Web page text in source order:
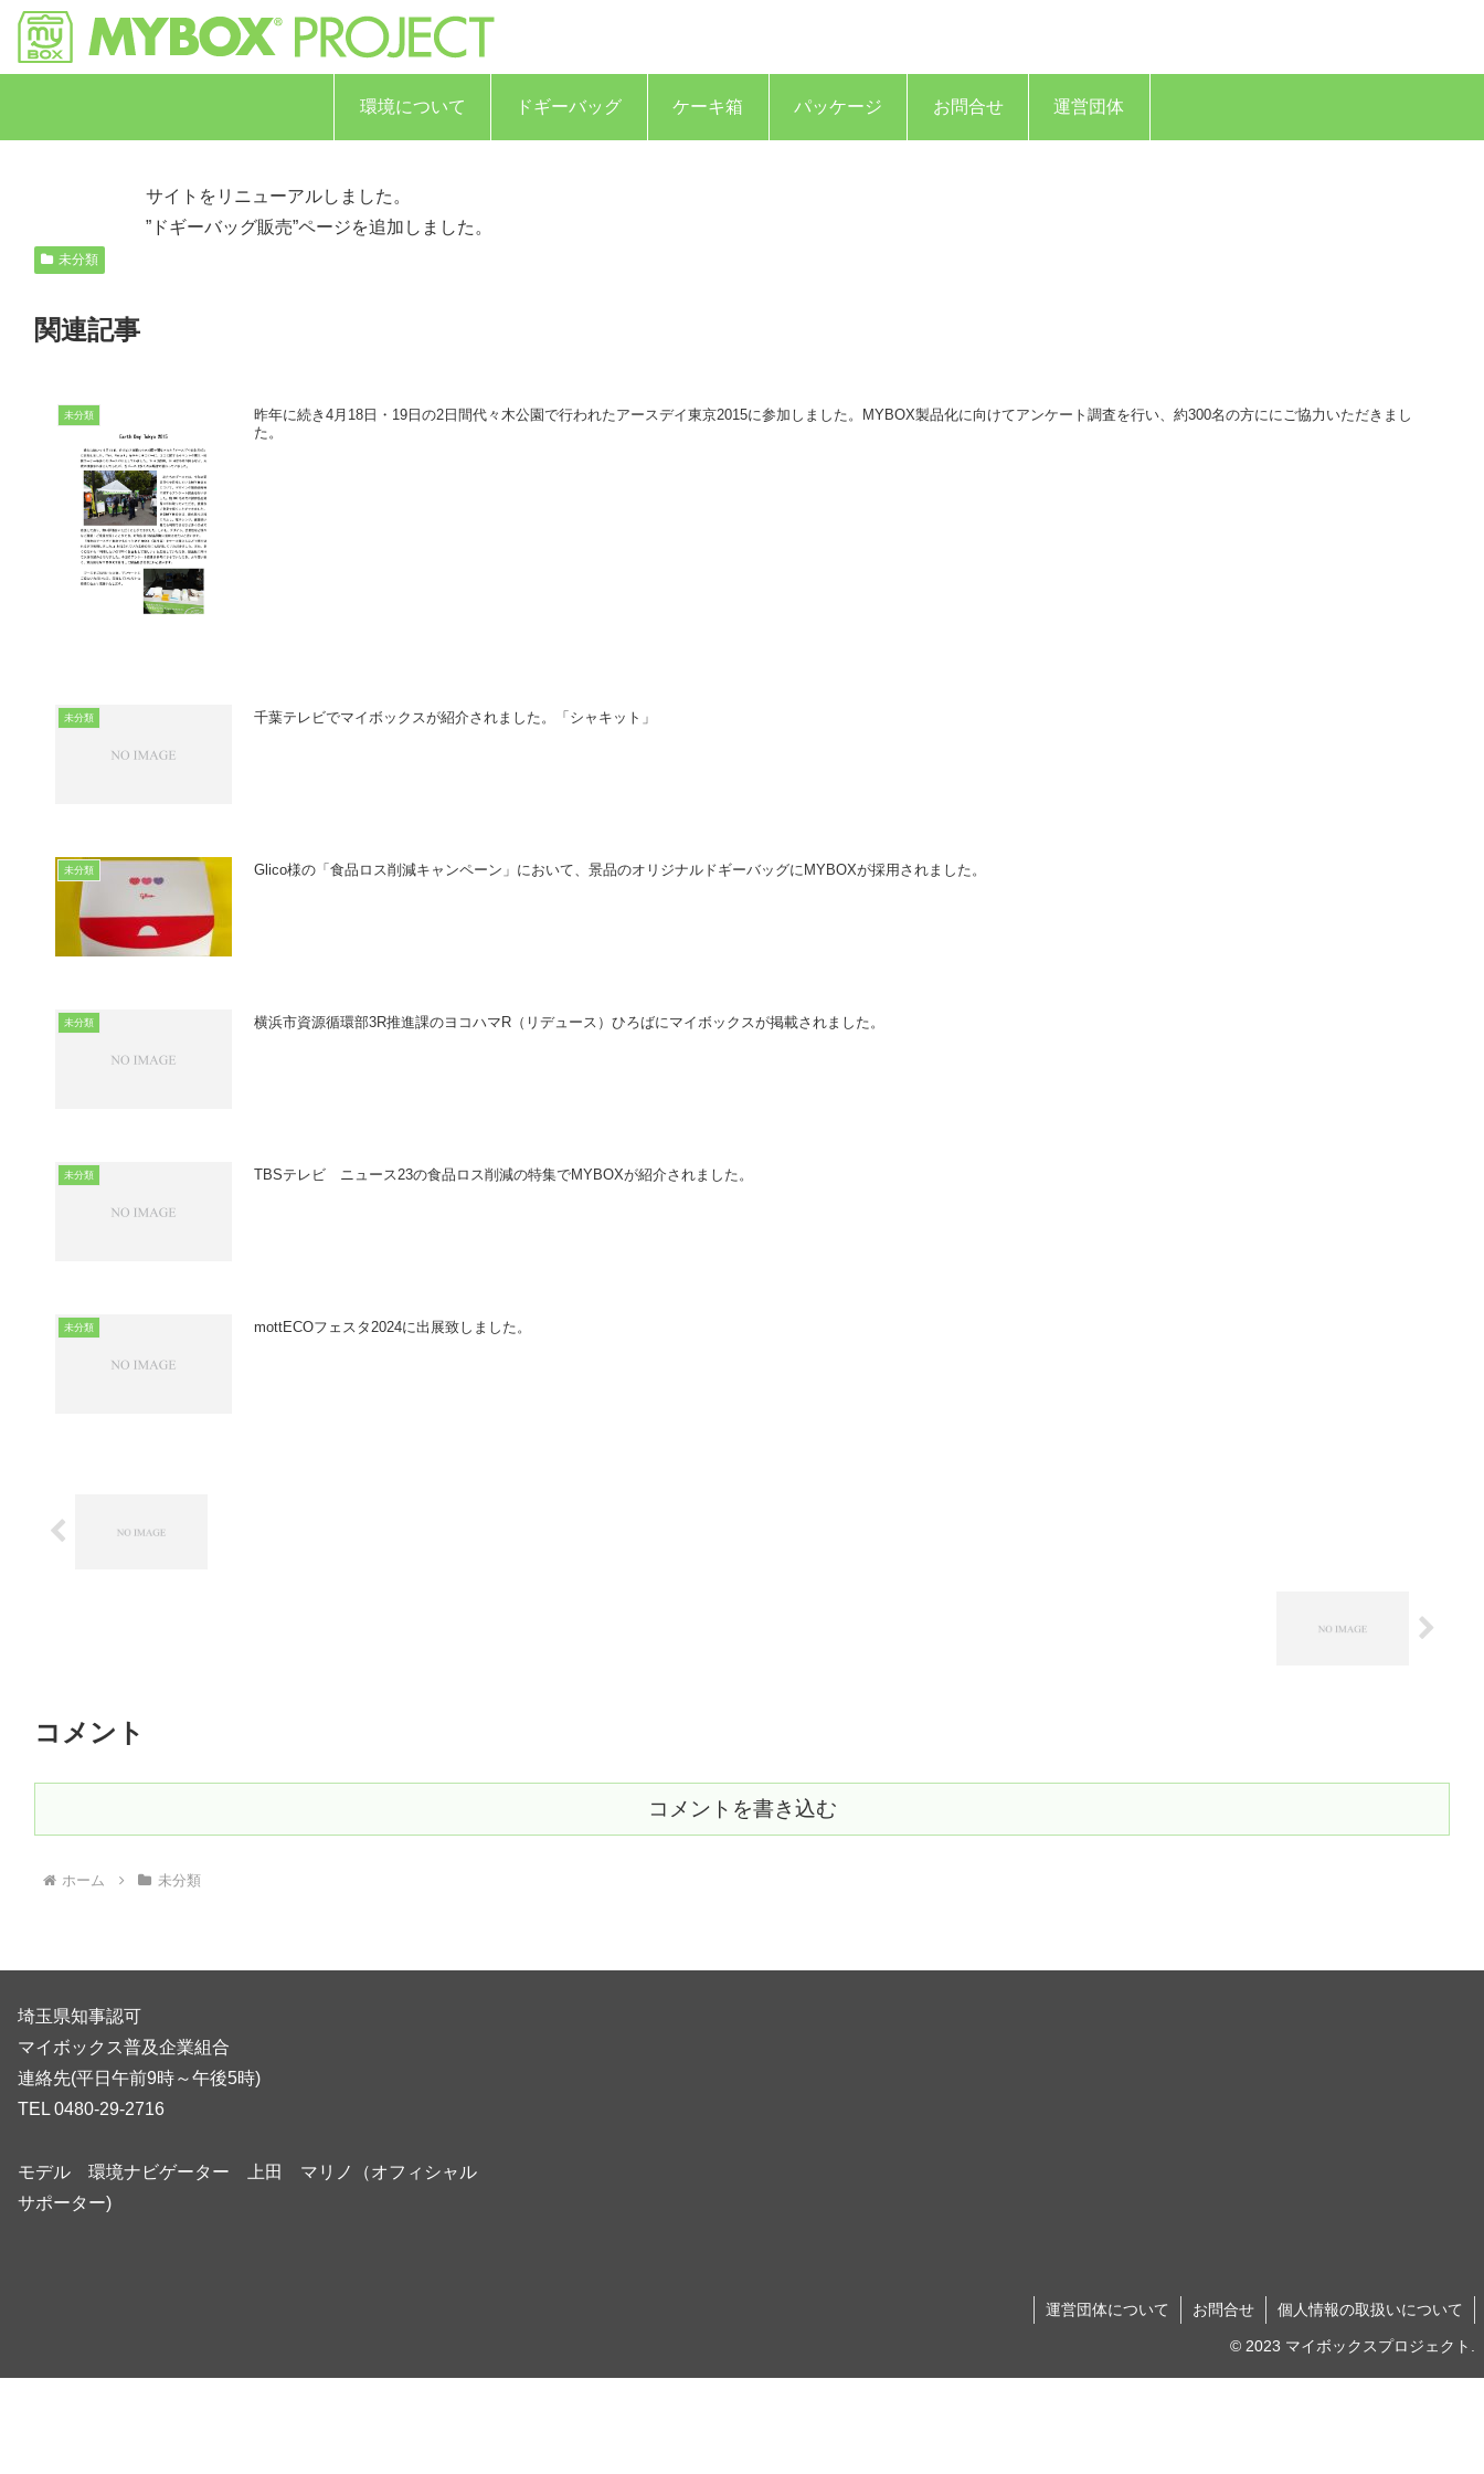
環境について ドギーバッグ ケーキ箱 パッケージ お問合せ 運営団体
サイトをリニューアルしました。
”ドギーバッグ販売”ページを追加しました。
未分類
関連記事
未分類
昨年に続き4月18日・19日の2日間代々木公園で行われたアースデイ東京2015に参加しました。MYBOX製品化に向けてアンケート調査を行い、約300名の方ににご協力いただきまし
た。
未分類 千葉テレビでマイボックスが紹介されました。「シャキット」
未分類 Glico様の「食品ロス削減キャンペーン」において、景品のオリジナルドギーバッグにMYBOXが採用されました。
未分類 横浜市資源循環部3R推進課のヨコハマR（リデュース）ひろばにマイボックスが掲載されました。
未分類 TBSテレビ ニュース23の食品ロス削減の特集でMYBOXが紹介されました。
未分類 mottECOフェスタ2024に出展致しました。
コメント
コメントを書き込む
ホーム 未分類
埼玉県知事認可
マイボックス普及企業組合
連絡先(平日午前9時～午後5時)
TEL 0480-29-2716
モデル 環境ナビゲーター 上田 マリノ（オフィシャル
サポーター)
運営団体について お問合せ 個人情報の取扱いについて
© 2023 マイボックスプロジェクト.